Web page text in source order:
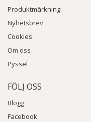
Produktmärkning
Nyhetsbrev
Cookies
Om oss
Pyssel
FÖLJ OSS
Blogg
Facebook